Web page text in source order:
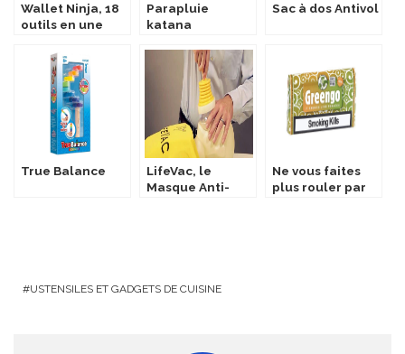
Wallet Ninja, 18
outils en une
Parapluie
katana
Sac à dos Antivol
True Balance
LifeVac, le
Masque Anti-
Ne vous faites
plus rouler par
USTENSILES ET GADGETS DE CUISINE